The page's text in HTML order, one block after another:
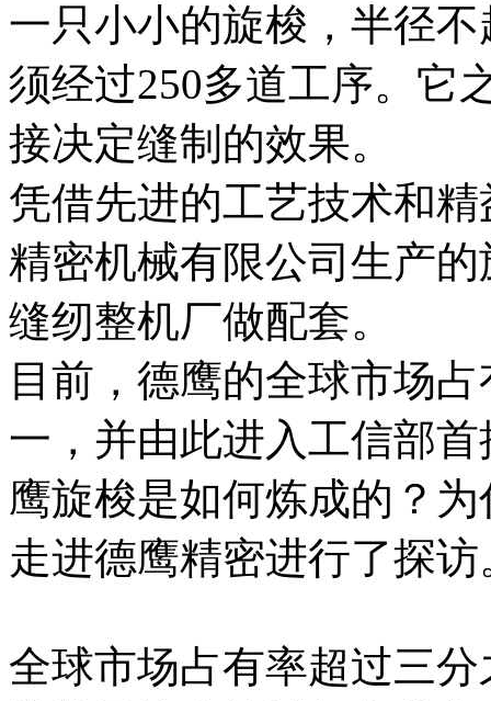
一只小小的旋梭，半径
须经过250多道工序。它
接决定缝制的效果。
凭借先进的工艺技术和
精密机械有限公司生产
缝纫整机厂做配套。
目前，德鹰的全球市场
一，并由此进入工信部
鹰旋梭是如何炼成的？
走进德鹰精密进行了探访
全球市场占有率超过三分